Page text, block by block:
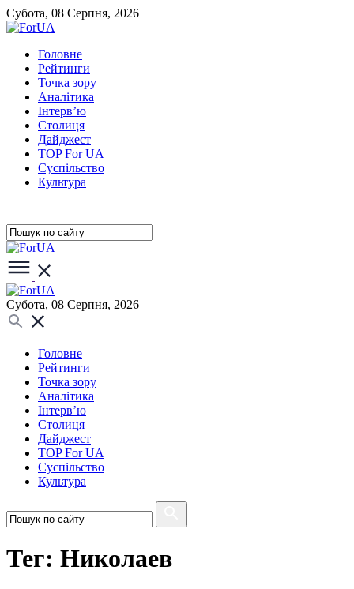
Субота, 08 Серпня, 2026
Головне
Рейтинги
Точка зору
Аналітика
Інтерв’ю
Столиця
Дайджест
TOP For UA
Суспiльство
Культура
Субота, 08 Серпня, 2026
Головне
Рейтинги
Точка зору
Аналітика
Інтерв’ю
Столиця
Дайджест
TOP For UA
Суспiльство
Культура
Тег: Николаев